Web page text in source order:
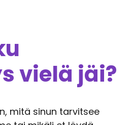
vielä jäi?
mitä sinun tarvitsee